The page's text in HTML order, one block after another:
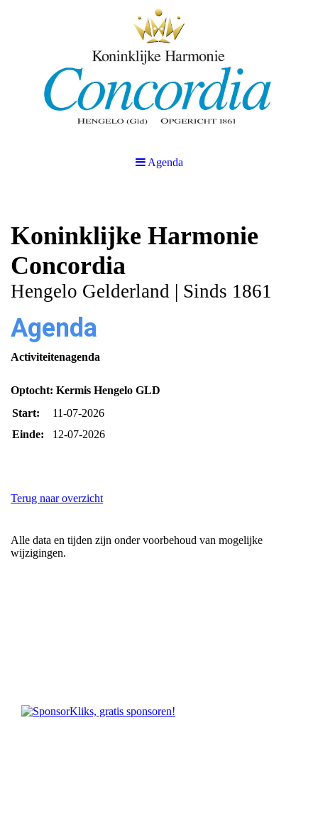
Agenda
Koninklijke Harmonie
Concordia
Hengelo Gelderland | Sinds 1861
Agenda
Activiteitenagenda
Optocht: Kermis Hengelo GLD
Start:
11-07-2026
Einde:
12-07-2026
Terug naar overzicht
Alle data en tijden zijn onder voorbehoud van mogelijke
wijzigingen.